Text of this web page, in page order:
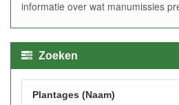
informatie over wat manumissies
Zoeken
Plantages (Naam)